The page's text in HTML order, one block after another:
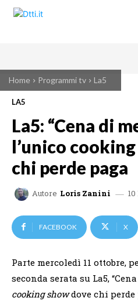
Home Programmi tv La5
LA5
La5: “Cena di
l’unico
chi perde paga
Autore Loris Zanini
FACEBOOK X
Parte mercoledì 11 ottobre,
seconda serata su La5,
cooking showdove chi perde